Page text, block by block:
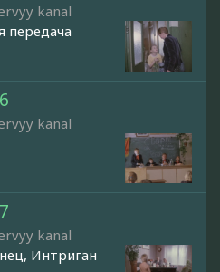
kanal
передача
kanal
kanal
Интриган